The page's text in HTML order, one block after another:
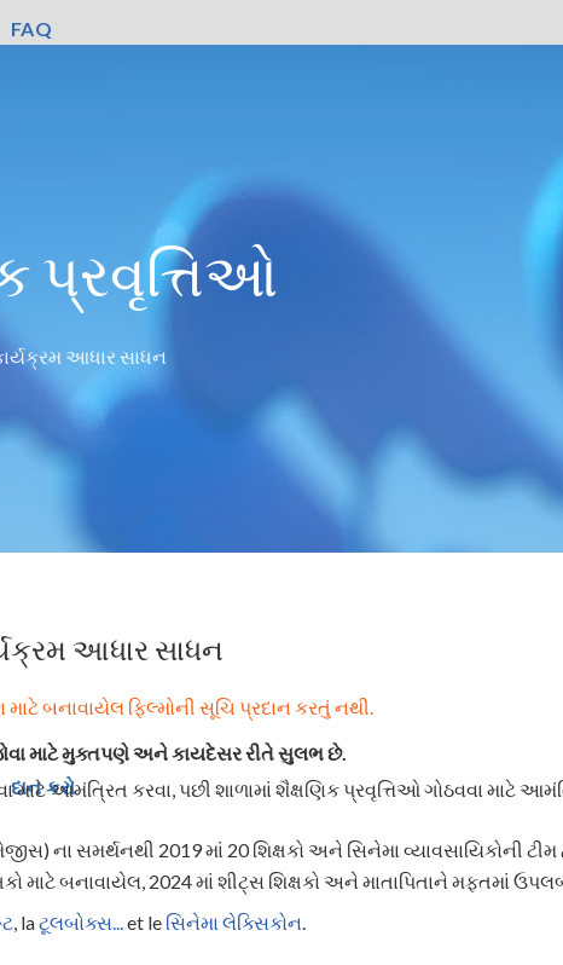
FAQ
દાન કરો
પ્રવૃત્તિઓ
આધાર સાધન
આધાર સાધન
બનાવાયેલ ફિલ્મોની સૂચિ પ્રદાન કરતું નથી.
માટે મુક્તપણે અને કાયદેસર રીતે સુલભ છે.
માટે આમંત્રિત કરવા, પછી શાળામાં શૈક્ષણિક પ્રવૃત્તિઓ ગોઠવવા માટે
સમર્થનથી 2019 માં 20 શિક્ષકો અને સિનેમા વ્યાવસાયિકોની ટીમ
બનાવાયેલ, 2024 માં શીટ્સ શિક્ષકો અને માતાપિતાને મફતમાં
, laટૂલબોક્સ...et le સિનેમા લેક્સિકોન.